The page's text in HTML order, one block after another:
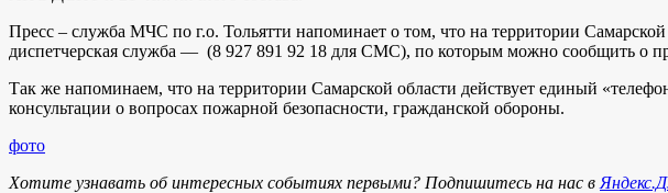
Пресс – служба МЧС по г.о. Тольятти напоминает о том, что на территории
диспетчерская служба — (8 927 891 92 18 для СМС), по которым можно сообщить о
Так же напоминаем, что на территории Самарской области действует единый
консультации о вопросах пожарной безопасности, гражданской обороны.
фото
Хотите узнавать об интересных событиях первыми? Подпишитесь на нас в